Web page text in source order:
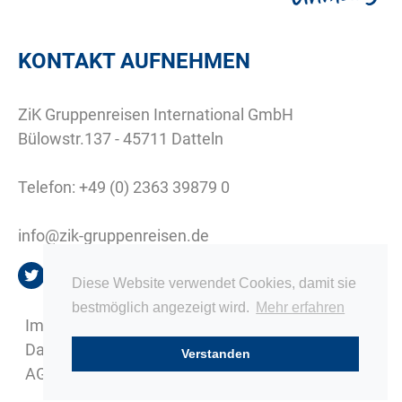
Diese Website verwendet Cookies, damit sie
bestmöglich angezeigt wird. Mehr erfahren
Verstanden
KONTAKT AUFNEHMEN
ZiK Gruppenreisen International GmbH
Bülowstr.137 - 45711 Datteln
Telefon: +49 (0) 2363 39879 0
info@zik-gruppenreisen.de
Impressum
Datenschutz
AGB